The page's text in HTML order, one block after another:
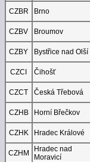
CZBR
Brno
CZBV
Broumov
CZBY
Bystřice nad Olší
CZCI
Čihošť
CZCT
Česká Třebová
CZHB
Horní Břečkov
CZHK
Hradec Králové
CZHM
Hradec nad
Moravicí